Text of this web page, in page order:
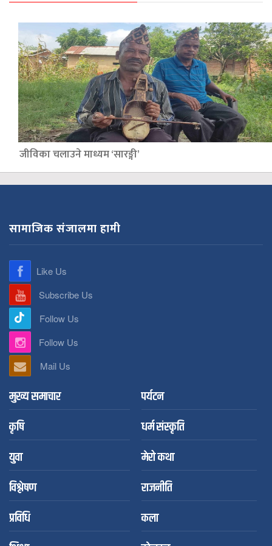
जीविका चलाउने माध्यम ‘सारङ्गी’
सामाजिक संजालमा हामी
Like Us
Subscribe Us
Follow Us
Follow Us
Mail Us
मुख्य समाचार
पर्यटन
कृषि
धर्म संस्कृति
युवा
मेरो कथा
विश्लेषण
राजनीति
प्रविधि
कला